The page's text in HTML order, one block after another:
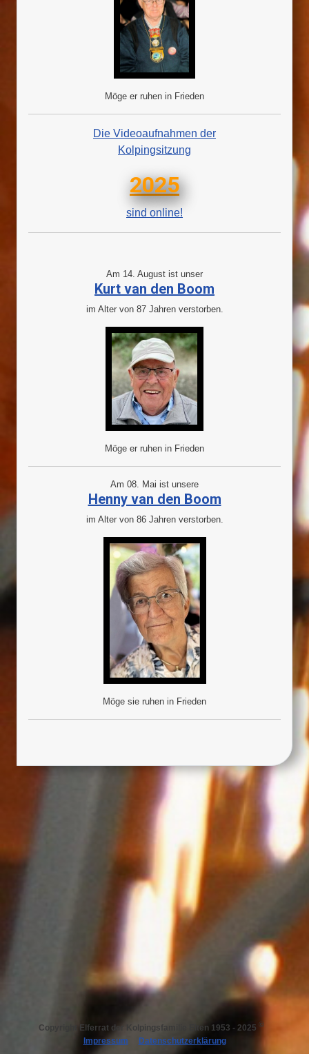
Möge er ruhen in Frieden
Die Videoaufnahmen der
Kolpingsitzung
2025
sind online!
Am 14. August ist unser
Kurt van den Boom
im Alter von 87 Jahren verstorben.
Möge er ruhen in Frieden
Am 08. Mai ist unsere
Henny van den Boom
im Alter von 86 Jahren verstorben.
Möge sie ruhen in Frieden
Copyright Elferrat der Kolpingsfamilie Elten 1953 - 2025 ©
Impressum Datenschutzerklärung